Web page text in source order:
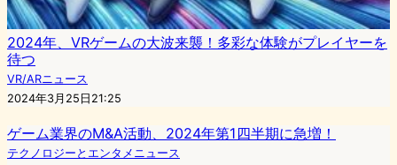
2024年、VRゲームの大波来襲！多彩な体験がプレイヤーを
待つ
VR/ARニュース
2024年3月25日21:25
ゲーム業界のM&A活動、2024年第1四半期に急増！
テクノロジーとエンタメニュース